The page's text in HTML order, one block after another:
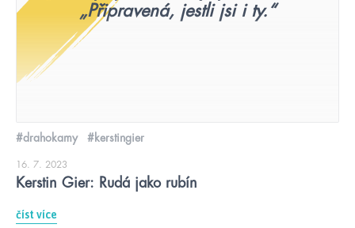
„Připravená, jestli jsi i ty.“
#drahokamy #kerstingier
16. 7. 2023
Kerstin Gier: Rudá jako rubín
číst více